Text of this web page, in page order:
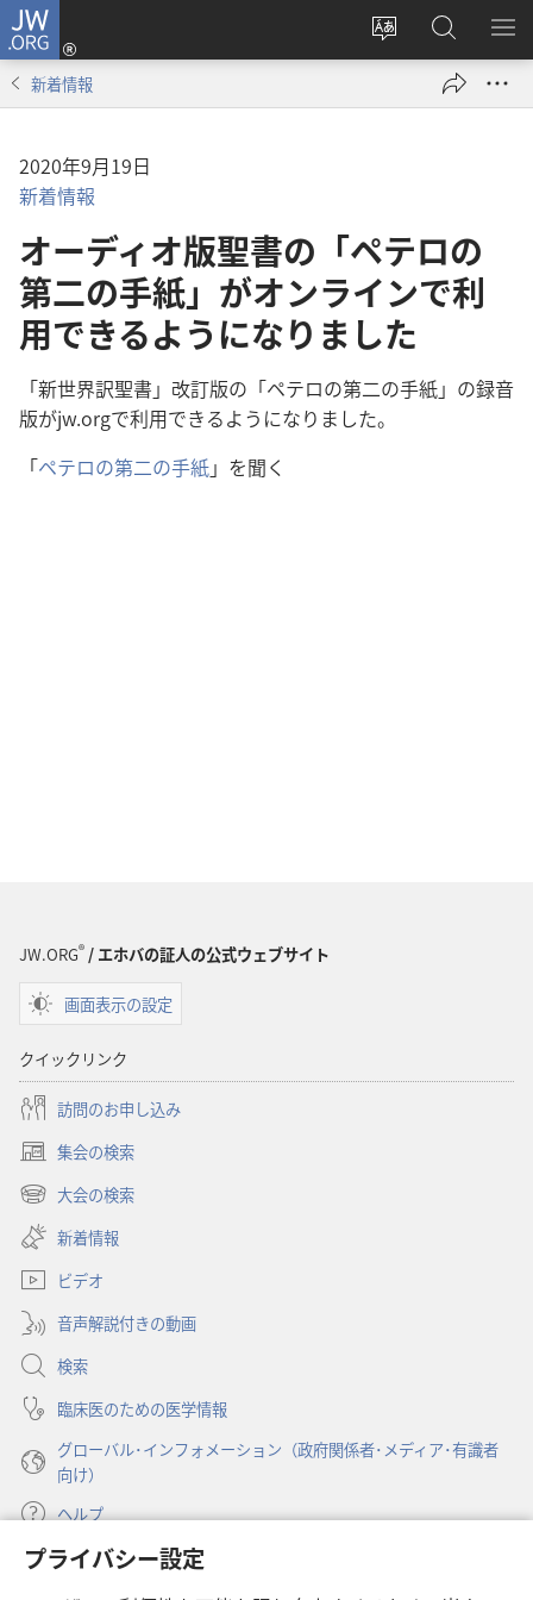
プライバシー設定
JW.ORG
サ
ト
変
え
る
ロ
グ
ン
ブ
で
開
く）
JW.ORG
の
検
メ
を
新着情報
2020年9月19日
新着情報
オーディオ版聖書の「ペテロの
第二の手紙」がオンラインで利
用できるようになりました
「新世界訳聖書」改訂版の「ペテロの第二の手紙」の録音
版がjw.orgで利用できるようになりました。
「ペテロの第二の手紙」を聞く
JW.ORG®/ エホバの証人の公式ウェブサイト
画面表示の設定
クイックリンク
訪問のお申し込み
集会の検索
（新
し
タ
で
開
く）
大会の検索
（新
し
い
タ
ブ
で
開
く）
新着情報
ビデオ
音声解説付きの動画
検索
臨床医のための医学情報
グローバル･インフォメーション（政府関係者･メディア･有識者
向け）
ヘルプ
寄付